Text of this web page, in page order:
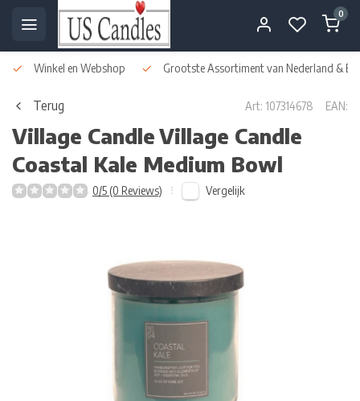
0
Winkel en Webshop Grootste Assortiment van Nederland &
Terug Art: 107314678 EAN:
Village CandleVillage Candle
Coastal Kale Medium Bowl
0/5 (0 Reviews) Vergelijk